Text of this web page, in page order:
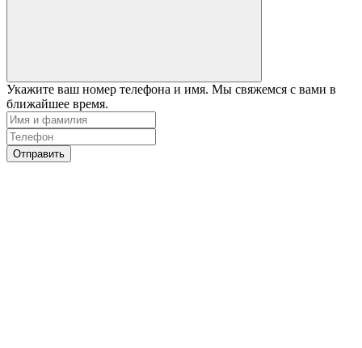
Укажите ваш номер телефона и имя. Мы свяжемся с вами в
ближайшее время.
Отправить